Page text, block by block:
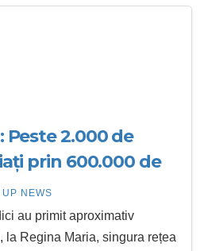
Peste 2.000 de
prin 600.000 de
de pacienți în
medicale
UP NEWS
au primit aproximativ
la Regina Maria, singura rețea